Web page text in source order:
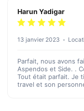
Harun Yadigar
13 janvier 2023
Parfait, nous avons
Aspendos et Side. .
Tout était parfait. Je
travel et son